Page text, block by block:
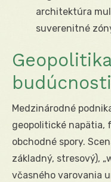
architektúra
suverenitné
budúcnosti
Medzinárodné
geopolitické
obchodné spory.
základný, stresový),
včasného varovania